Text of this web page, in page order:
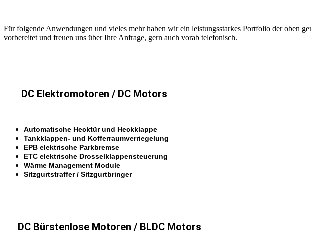
Für folgende Anwendungen und vieles mehr haben wir ein leistungsstarkes Portfolio der oben
vorbereitet und freuen uns über Ihre Anfrage, gern auch vorab telefonisch.
DC Elektromotoren / DC Motors
Automatische Hecktür und Heckklappe
Tankklappen- und Kofferraumverriegelung
EPB elektrische Parkbremse
ETC elektrische Drosselklappensteuerung
Wärme Management Module
Sitzgurtstraffer / Sitzgurtbringer
DC Bürstenlose Motoren / BLDC Motors